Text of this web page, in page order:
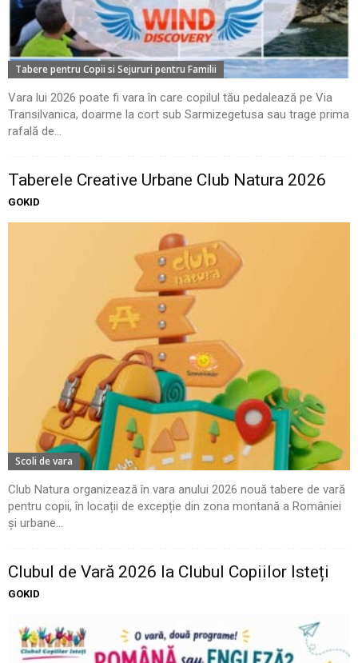
Tabere pentru Copii si Sejururi pentru Familii
Vara lui 2026 poate fi vara în care copilul tău pedalează pe Via
Transilvanica, doarme la cort sub Sarmizegetusa sau trage prima
rafală de...
Taberele Creative Urbane Club Natura 2026
GOKID
Scoli de vara
Club Natura organizează în vara anului 2026 nouă tabere de vară
pentru copii, în locații de excepție din zona montană a României
și urbane...
Clubul de Vară 2026 la Clubul Copiilor Isteți
GOKID